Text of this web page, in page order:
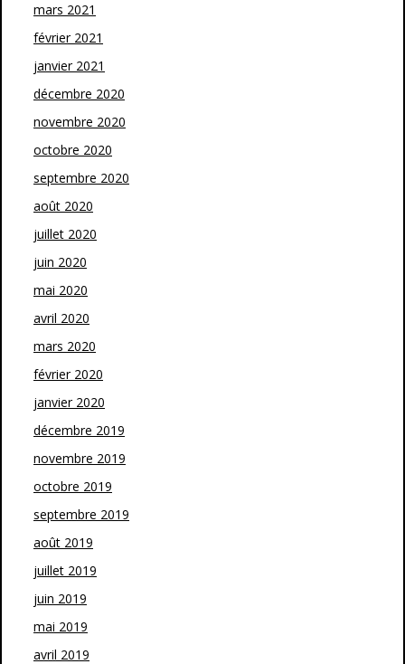
mars 2021
février 2021
janvier 2021
décembre 2020
novembre 2020
octobre 2020
septembre 2020
août 2020
juillet 2020
juin 2020
mai 2020
avril 2020
mars 2020
février 2020
janvier 2020
décembre 2019
novembre 2019
octobre 2019
septembre 2019
août 2019
juillet 2019
juin 2019
mai 2019
avril 2019